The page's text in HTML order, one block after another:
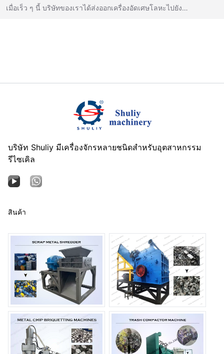
เมื่อเร็ว ๆ นี้ บริษัทของเราได้ส่งออกเครื่องอัดเศษโลหะไปยัง…
บริษัท Shuliy มีเครื่องจักรหลายชนิดสำหรับอุตสาหกรรม
รีไซเคิล
สินค้า